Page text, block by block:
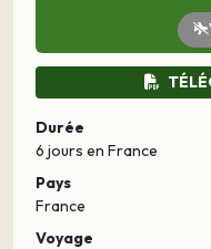
Durée
6 jours en France
Pays
France
Voyage